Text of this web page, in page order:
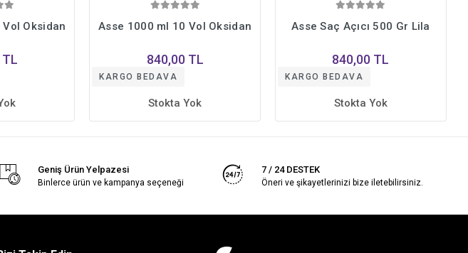
Oksidan
TL
Asse 1000 ml 10 Vol Oksidan
840,00 TL
KARGO BEDAVA
Stokta Yok
Asse Saç Açıcı 500 Gr Lila
840,00 TL
KARGO BEDAVA
Stokta Yok
Geniş Ürün Yelpazesi
Binlerce ürün ve kampanya seçeneği
7 / 24 DESTEK
Öneri ve şikayetlerinizi bize iletebilirsiniz.